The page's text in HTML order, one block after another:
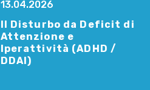
13.04.2026
Il Disturbo da Deficit di
Attenzione e
Iperattività (ADHD /
DDAI)